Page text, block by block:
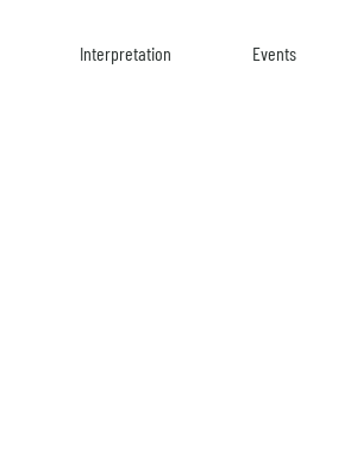
Interpretation Events